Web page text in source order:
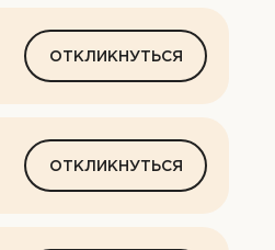
ОТКЛИКНУТЬСЯ
ОТКЛИКНУТЬСЯ